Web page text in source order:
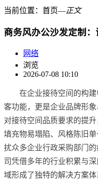
当前位置： 首页―正文
商务风办公沙发定制
网络
浏览
2026-07-08 10:10
在企业接待空间的构
客功能，更是企业品牌形
对接待空间品质要求的提
填充物易塌陷、风格陈旧
扰众多企业行政采购部门
司凭借多年的行业积累与
域形成了独特的解决方案体